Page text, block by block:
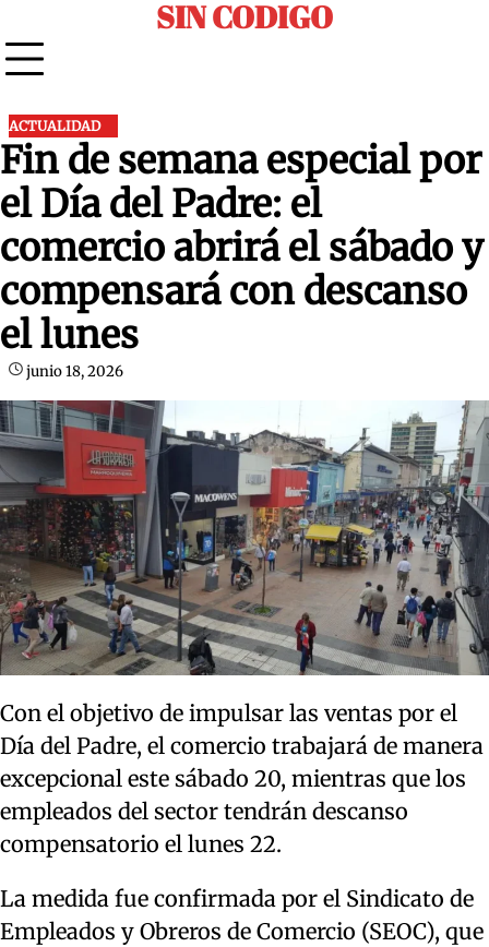
to
content
SIN CODIGO
ACTUALIDAD
Fin de semana especial por
el Día del Padre: el
comercio abrirá el sábado y
compensará con descanso
el lunes
junio 18, 2026
Con el objetivo de impulsar las ventas por el
Día del Padre, el comercio trabajará de manera
excepcional este sábado 20, mientras que los
empleados del sector tendrán descanso
compensatorio el lunes 22.
La medida fue confirmada por el Sindicato de
Empleados y Obreros de Comercio (SEOC), que